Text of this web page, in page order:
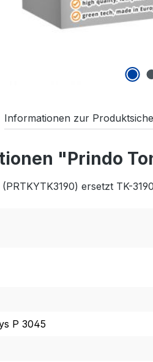
Informationen zur
"Prindo
ersetzt TK-3190
P 3045